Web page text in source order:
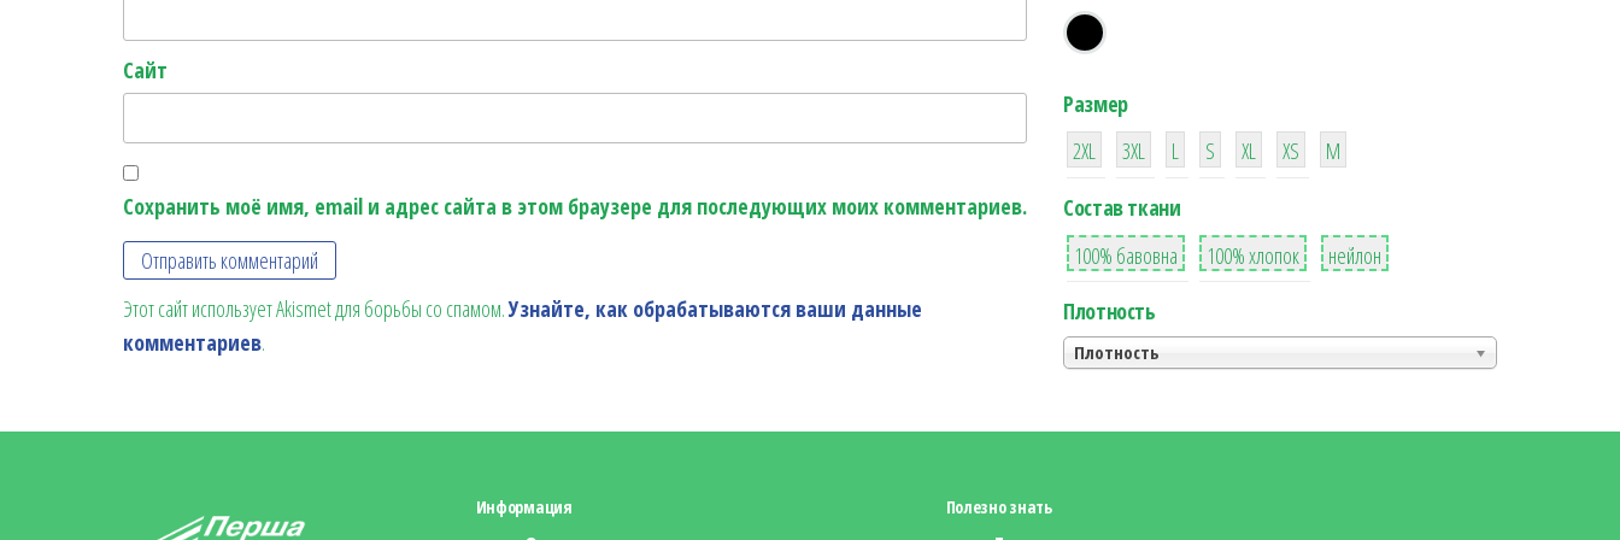
Сайт
Сохранить моё имя, email и адрес сайта в этом браузере для последующих моих комментариев.
Этот сайт использует Akismet для борьбы со спамом.Узнайте, как обрабатываются ваши данные
комментариев.
Размер
38
2XL
16
3XL
42
L
42
S
42
XL XS
М
Состав ткани
8
100% бавовна
36
100% хлопок
2
нейлон
Плотность
Плотность
Информация Полезно знать